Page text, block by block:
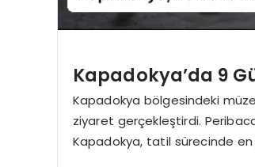
Kapadokya’da 9
Kapadokya bölgesindeki
ziyaret gerçekleştirdi.
Kapadokya, tatil sürecinde en